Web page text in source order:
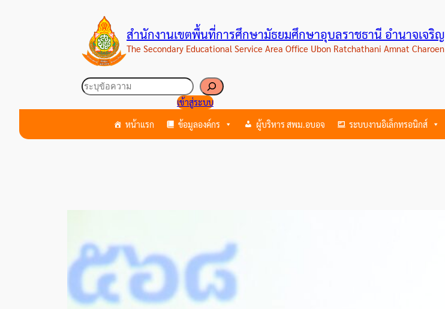
สำนักงานเขตพื้นที่การศึกษามัธยมศึกษาอุบลราชธานี อำนาจเจริญ
The Secondary Educational Service Area Office Ubon Ratchathani Amnat Charoen
ค้นหา
เข้าสู่ระบบ
หน้าแรก ข้อมูลองค์กร ผู้บริหาร สพม.อบอจ ระบบงานอิเล็กทรอนิกส์